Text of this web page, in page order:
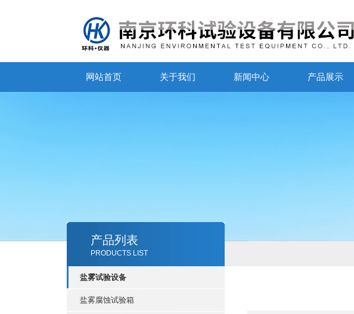
网站首页 关于我们 新闻中心 产品展示
产品列表
PRODUCTS LIST
盐雾试验设备
盐雾腐蚀试验箱